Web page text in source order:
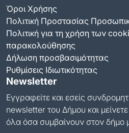
Όροι Χρήσης
Πολιτική Προστασίας
Πολιτική για τη χρήση των
παρακολούθησης
Δήλωση προσβασιμότητας
Ρυθμίσεις Ιδιωτικότητας
Newsletter
Εγγραφείτε και εσείς
newsletter του Δήμου και
όλα όσα συμβαίνουν στον δήμο